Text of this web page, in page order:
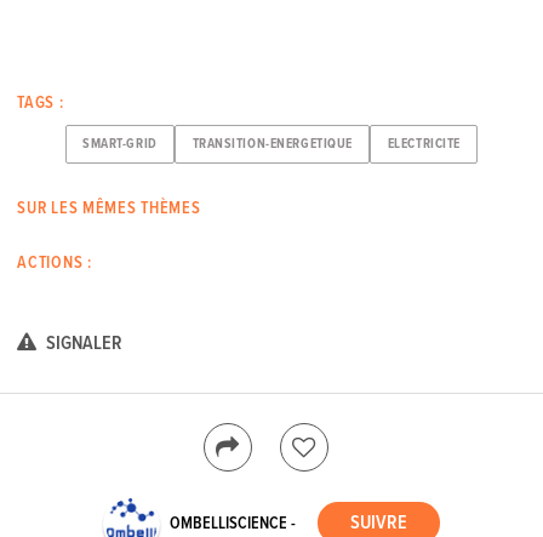
TAGS :
SMART-GRID TRANSITION-ENERGETIQUE ELECTRICITE
SUR LES MÊMES THÈMES
ACTIONS :
SIGNALER
OMBELLISCIENCE -